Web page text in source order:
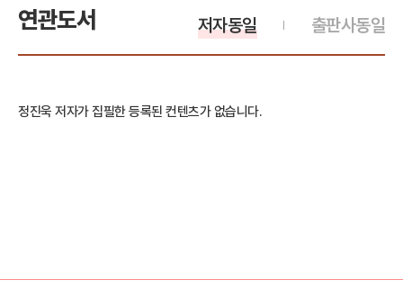
연관도서 출판사동일
저자동일
정진욱 저자가 집필한 등록된 컨텐츠가 없습니다.